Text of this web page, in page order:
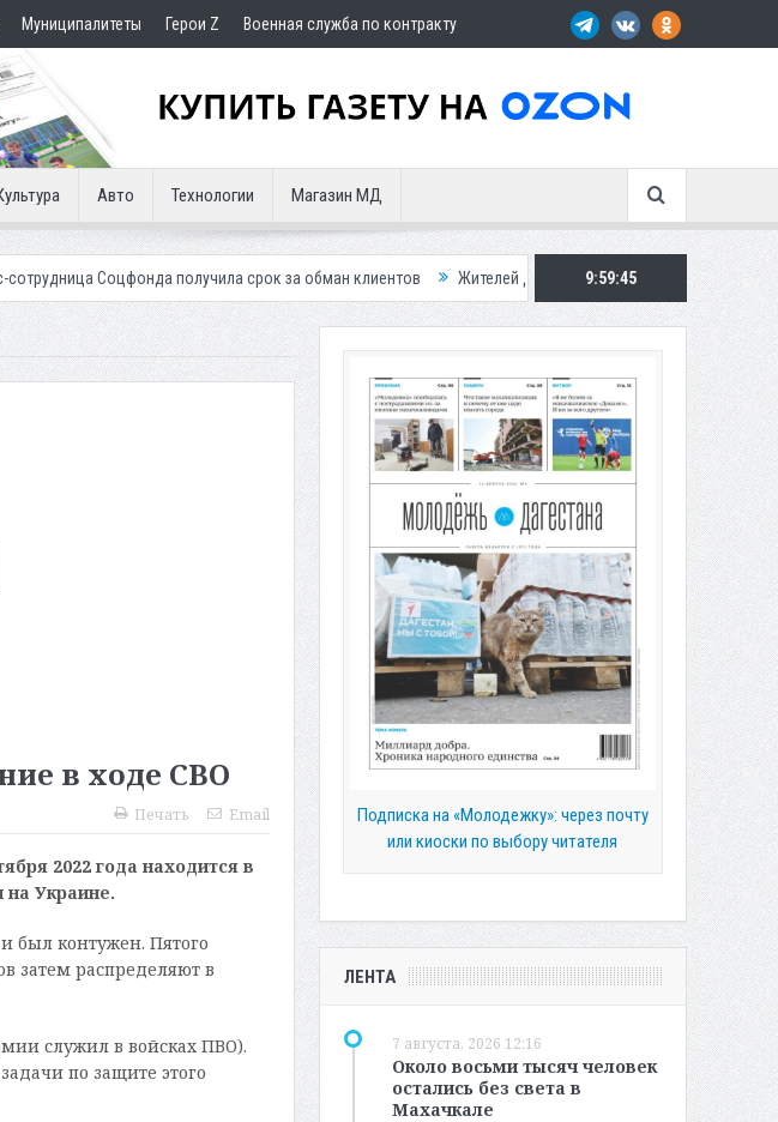
Муниципалитеты Герои Z Военная служба по контракту
Авто Технологии Магазин МД
получила срок за обман клиентов Жителей Дагестана приглашает в «Госуслуги Дом»
9:59:47
в ходе СВО
Печать Email
2022 года находится в
Украине.
был контужен. Пятого
затем распределяют в
служил в войсках ПВО).
по защите этого
Подписка на «Молодежку»: через почту
или киоски по выбору читателя
ЛЕНТА
7 августа, 2026 12:16
Около восьми тысяч человек
остались без света в
Махачкале